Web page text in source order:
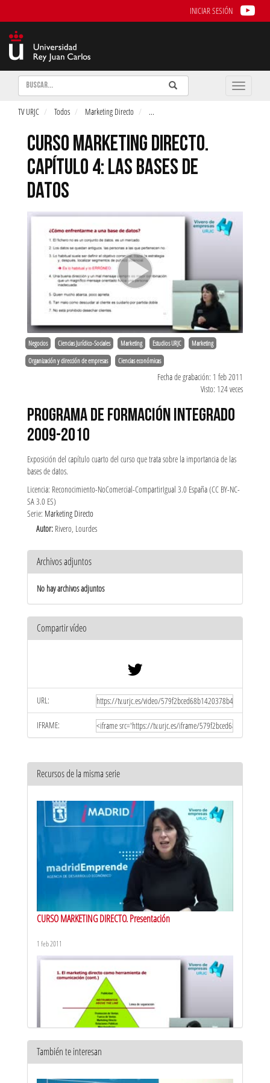
INICIAR SESIÓN
Buscar Enviar
Buscar
Toggle
TV URJC Todos Marketing Directo ...
CURSO MARKETING DIRECTO.
CAPÍTULO 4: LAS BASES DE
DATOS
Negocios Ciencias Jurídico-Sociales Marketing Estudios URJC Marketing
Organización y dirección de empresas Ciencias económicas
Fecha de grabación: 1 feb 2011
Visto: 124 veces
PROGRAMA DE FORMACIÓN INTEGRADO
2009-2010
Exposición del capítulo cuarto del curso que trata sobre la importancia de las
bases de datos.
Licencia: Reconocimiento-NoComercial-CompartirIgual 3.0 España (CC BY-NC-
SA 3.0 ES)
Serie: Marketing Directo
Autor: Rivero, Lourdes
Archivos adjuntos
No hay archivos adjuntos
Compartir vídeo
URL:
IFRAME:
Recursos de la misma serie
CURSO MARKETING DIRECTO. Presentación
1 feb 2011
También te interesan